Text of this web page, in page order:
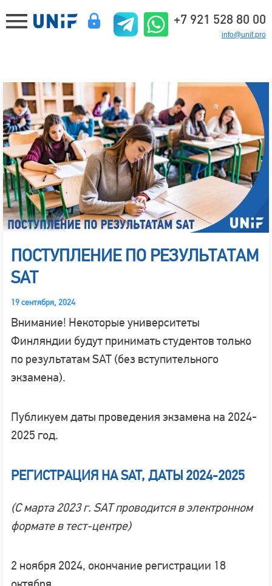
+7 921 528 80 00
info@unif.pro
ПОСТУПЛЕНИЕ ПО РЕЗУЛЬТАТАМ
SAT
19 сентября, 2024
Внимание! Некоторые университеты
Финляндии будут принимать студентов только
по результатам SAT (без вступительного
экзамена).
Публикуем даты проведения экзамена на 2024-
2025 год.
РЕГИСТРАЦИЯ НА SAT, ДАТЫ 2024-2025
(С марта 2023 г. SAT проводится в электронном
формате в тест-центре)
2 ноября 2024, окончание регистрации 18